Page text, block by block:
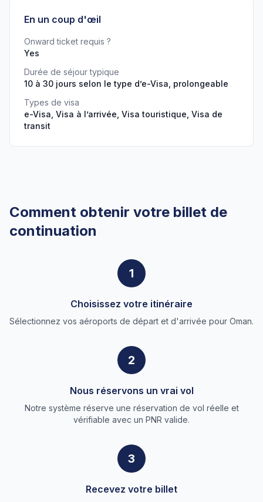
En un coup d'œil
Onward ticket requis ?
Yes
Durée de séjour typique
10 à 30 jours selon le type d’e-Visa, prolongeable
Types de visa
e-Visa, Visa à l’arrivée, Visa touristique, Visa de
transit
Comment obtenir votre billet de
continuation
1
Choisissez votre itinéraire
Sélectionnez vos aéroports de départ et d'arrivée pour Oman.
2
Nous réservons un vrai vol
Notre système réserve une réservation de vol réelle et
vérifiable avec un PNR valide.
3
Recevez votre billet